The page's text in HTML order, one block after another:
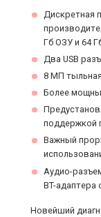
Дискретная
Гб ОЗУ и 64
Два USB
8 МП
Более
поддержкой
Важный
Аудио-
BT-адаптера
Новейший